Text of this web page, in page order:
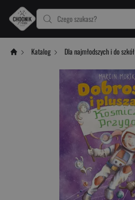
Czego szukasz?
Katalog Dla najmłodszych i do szkół